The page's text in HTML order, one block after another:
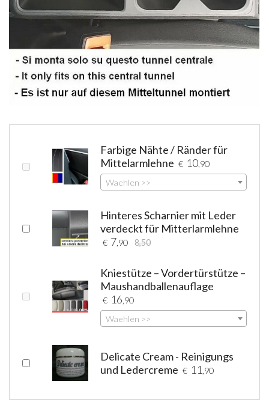
Farbige Nähte / Ränder für
Mittelarmlehne € 10 ,90
Waehlen >>
Hinteres Scharnier mit Leder
verdeckt für Mitterlarmlehne
€ 7 ,90 8,50
Kniestütze – Vordertürstütze –
Maushandballenauflage
€ 16 ,90
Waehlen >>
Delicate Cream - Reinigungs
und Ledercreme € 11 ,90